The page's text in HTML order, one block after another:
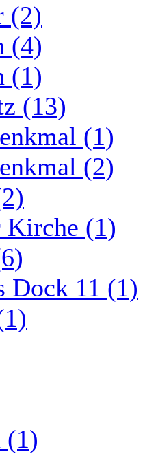
(2)
(4)
(1)
(13)
(1)
(2)
Kirche (1)
Dock 11 (1)
(1)